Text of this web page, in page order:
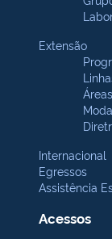
Extensão
Internacional
Egressos
Assistência
Acessos